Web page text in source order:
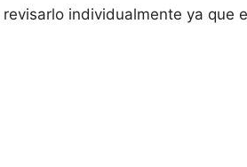
individualmente ya que